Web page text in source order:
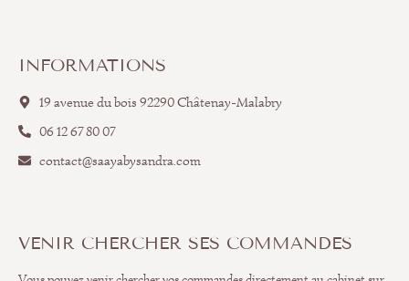
INFORMATIONS
19 avenue du bois 92290 Châtenay-Malabry
06 12 67 80 07
contact@saayabysandra.com
VENIR CHERCHER SES COMMANDES